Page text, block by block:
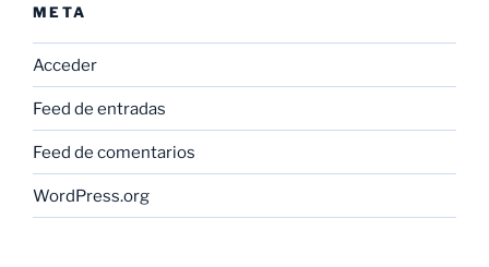
META
Acceder
Feed de entradas
Feed de comentarios
WordPress.org